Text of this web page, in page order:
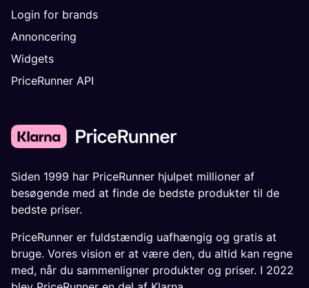
Login for brands
Annoncering
Widgets
PriceRunner API
Siden 1999 har PriceRunner hjulpet millioner af
besøgende med at finde de bedste produkter til de
bedste priser.
PriceRunner er fuldstændig uafhængig og gratis at
bruge. Vores vision er at være den, du altid kan regne
med, når du sammenligner produkter og priser. I 2022